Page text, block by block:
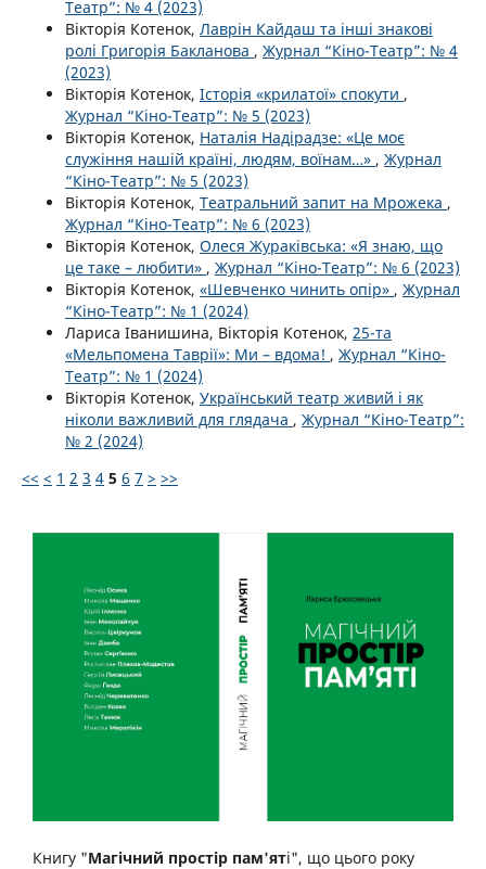
Театр”: № 4 (2023)
Вікторія Котенок, Лаврін Кайдаш та інші знакові
ролі Григорія Бакланова , Журнал “Кіно-Театр”: № 4
(2023)
Вікторія Котенок, Історія «крилатої» спокути ,
Журнал “Кіно-Театр”: № 5 (2023)
Вікторія Котенок, Наталія Надірадзе: «Це моє
служіння нашій країні, людям, воїнам…» , Журнал
“Кіно-Театр”: № 5 (2023)
Вікторія Котенок, Театральний запит на Мрожека ,
Журнал “Кіно-Театр”: № 6 (2023)
Вікторія Котенок, Олеся Жураківська: «Я знаю, що
це таке – любити» , Журнал “Кіно-Театр”: № 6 (2023)
Вікторія Котенок, «Шевченко чинить опір» , Журнал
“Кіно-Театр”: № 1 (2024)
Лариса Іванишина, Вікторія Котенок, 25-та
«Мельпомена Таврії»: Ми – вдома! , Журнал “Кіно-
Театр”: № 1 (2024)
Вікторія Котенок, Український театр живий і як
ніколи важливий для глядача , Журнал “Кіно-Театр”:
№ 2 (2024)
<< < 1 2 3 4 5 6 7 > >>
Книгу "Магічний простір пам'яті", що цього року